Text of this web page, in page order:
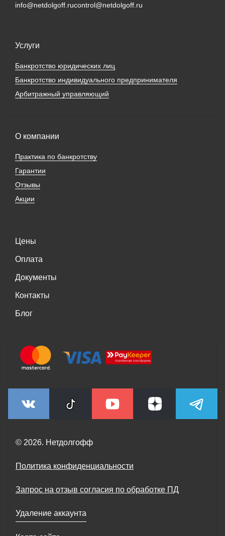
Услуги
Банкротство юридических лиц
Банкротство индивидуального предпринимателя
Арбитражный управляющий
О компании
Практика по банкротству
Гарантии
Отзывы
Акции
Цены
Оплата
Документы
Контакты
Блог
info@netdolgoff.rucontrol@netdolgoff.ru
© 2026. Нетдолгофф
Политика конфиденциальности
Запрос на отзыв согласия по обработке ПД
Удаление аккаунта